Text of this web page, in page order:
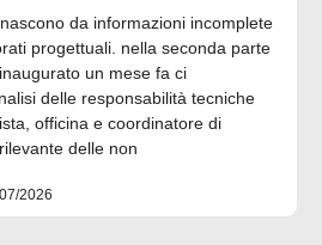
da informazioni incomplete
progettuali. nella seconda parte
un mese fa ci
delle responsabilità tecniche
officina e coordinatore di
delle non
2026